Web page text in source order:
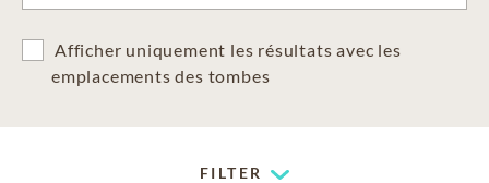
Afficher uniquement les résultats avec les
emplacements des tombes
FILTER